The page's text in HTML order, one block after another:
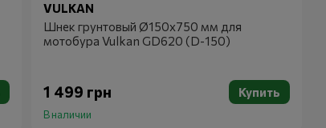
VULKAN
Шнек грунтовый Ø150х750 мм для
мотобура Vulkan GD620 (D-150)
1 499 грн Купить
В наличии